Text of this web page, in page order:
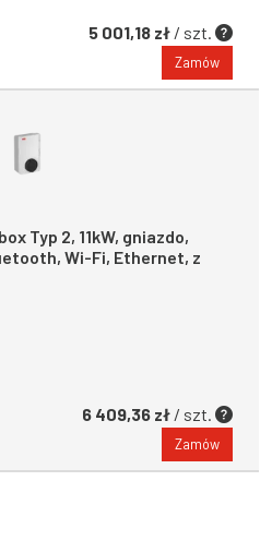
5 001,18 zł / szt.
Zamów
Typ 2, 11kW, gniazdo,
Wi-Fi, Ethernet, z
6 409,36 zł / szt.
Zamów